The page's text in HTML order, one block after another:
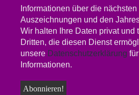
Informationen über die
Auszeichnungen und den
Wir halten Ihre Daten privat und
Dritten, die diesen Dienst
unsere Datenschutzerklärung
Informationen.